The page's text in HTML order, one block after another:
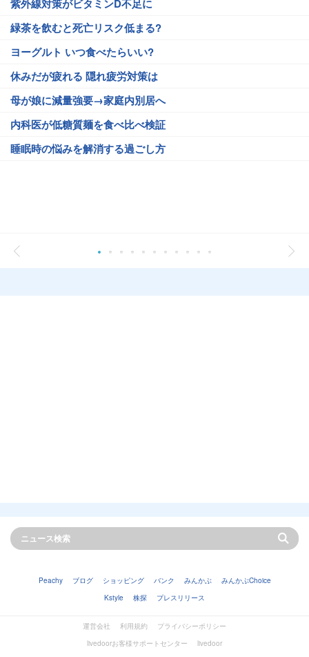
紫外線対策がビタミンD不足に
緑茶を飲むと死亡リスク低まる?
ヨーグルト いつ食べたらいい?
休みだが疲れる 隠れ疲労対策は
母が娘に減量強要→家庭内別居へ
内科医が低糖質麺を食べ比べ検証
睡眠時の悩みを解消する過ごし方
Peachy ブログ ショッピング バンク みんかぶ
みんかぶChoice
Kstyle
株探 プレスリリース
運営会社 利用規約
プライバシーポリシー
livedoorお客様サポートセンター
livedoor